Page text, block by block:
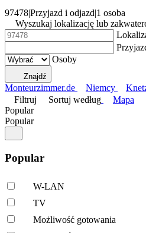
97478|Przyjazd i odjazd|1 osoba
Wyszukaj lokalizację lub
Osoby
Znajdź
Monteurzimmer.de Niemcy
Filtruj
Sortuj według
Mapa
Popular
Popular
Popular
W-LAN
TV
Możliwość gotowania